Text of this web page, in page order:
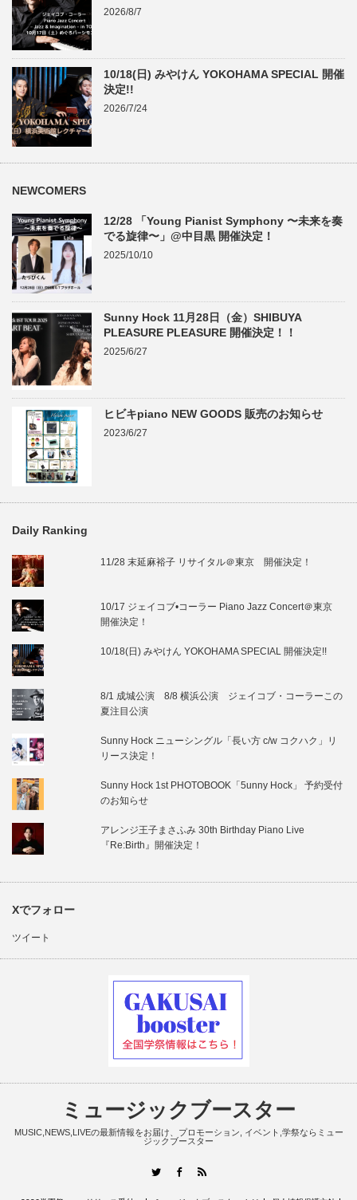
2026/8/7
10/18(日) みやけん YOKOHAMA SPECIAL 開催
決定!!
2026/7/24
NEWCOMERS
12/28 「Young Pianist Symphony 〜未来を奏
でる旋律〜」@中目黒 開催決定！
2025/10/10
Sunny Hock 11月28日（金）SHIBUYA
PLEASURE PLEASURE 開催決定！！
2025/6/27
ヒビキpiano NEW GOODS 販売のお知らせ
2023/6/27
Daily Ranking
11/28 末延麻裕子 リサイタル＠東京 開催決定！
10/17 ジェイコブ•コーラー Piano Jazz Concert＠東京
開催決定！
10/18(日) みやけん YOKOHAMA SPECIAL 開催決定!!
8/1 成城公演 8/8 横浜公演 ジェイコブ・コーラーこの
夏注目公演
Sunny Hock ニューシングル「長い方 c/w コクハク」リ
リース決定！
Sunny Hock 1st PHOTOBOOK「5unny Hock」 予約受付
のお知らせ
アレンジ王子まさふみ 30th Birthday Piano Live
『Re:Birth』開催決定！
Xでフォロー
ツイート
ミュージックブースター
MUSIC,NEWS,LIVEの最新情報をお届け、プロモーション, イベント,学祭ならミュー
ジックブースター
TwitterFacebook